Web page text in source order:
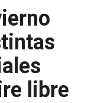
libre